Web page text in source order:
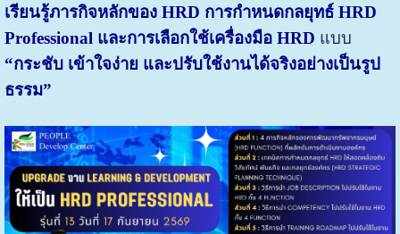
เรียนรู้ภารกิจหลักของ HRD การกำหนดกลยุทธ์ HRD
Professional และการเลือกใช้เครื่องมือ HRD แบบ
“กระชับ เข้าใจง่าย และปรับใช้งานได้จริงอย่างเป็นรูป
ธรรม”